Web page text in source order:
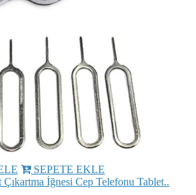
SEPETE EKLE
İğnesi Cep Telefonu Tablet..